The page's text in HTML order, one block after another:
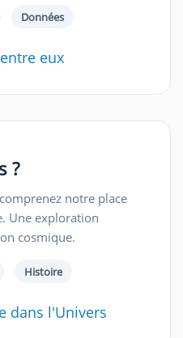
Données
eux
?
notre place
Une exploration
cosmique.
Histoire
dans l'Univers